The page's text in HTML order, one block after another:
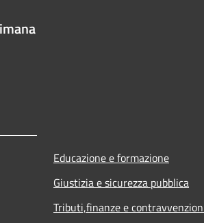
Educazione e formazione
Giustizia e sicurezza pubblica
Tributi,finanze e